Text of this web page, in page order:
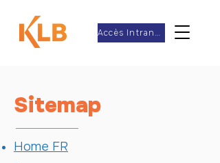
Accès Intranet
Sitemap
Home FR